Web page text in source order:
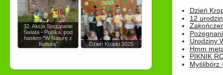
32. Akcja Sprzątanie
Świata - Polska, pod
hasłem "W Naturę z
Kulturą"
Dzień Kropki 2025
Dzień
12
Urodziny
Hmm
PIKNIK
Myślibórz